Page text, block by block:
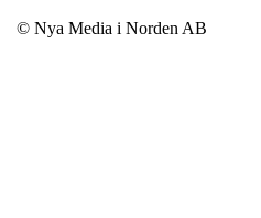
© Nya Media i Norden AB